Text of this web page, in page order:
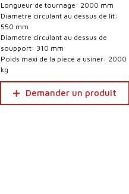
Longueur de tournage: 2000 mm
Diametre circulant au dessus de lit:
550 mm
Diametre circulant au dessus de
soupport: 310 mm
Poids maxi de la piece a usiner: 2000
kg
Demander un produit